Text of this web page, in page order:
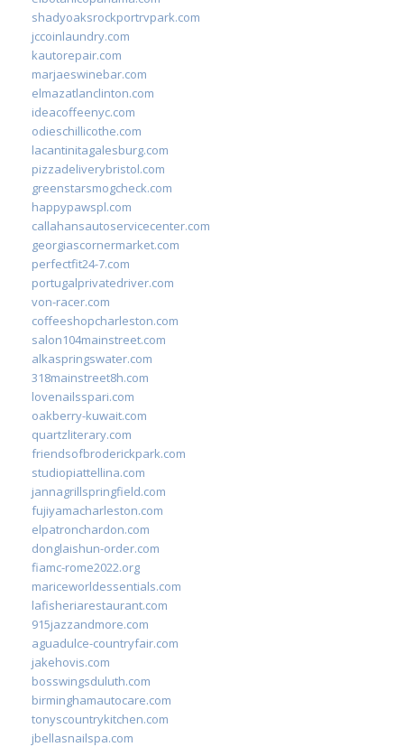
shadyoaksrockportrvpark.com
jccoinlaundry.com
kautorepair.com
marjaeswinebar.com
elmazatlanclinton.com
ideacoffeenyc.com
odieschillicothe.com
lacantinitagalesburg.com
pizzadeliverybristol.com
greenstarsmogcheck.com
happypawspl.com
callahansautoservicecenter.com
georgiascornermarket.com
perfectfit24-7.com
portugalprivatedriver.com
von-racer.com
coffeeshopcharleston.com
salon104mainstreet.com
alkaspringswater.com
318mainstreet8h.com
lovenailsspari.com
oakberry-kuwait.com
quartzliterary.com
friendsofbroderickpark.com
studiopiattellina.com
jannagrillspringfield.com
fujiyamacharleston.com
elpatronchardon.com
donglaishun-order.com
fiamc-rome2022.org
mariceworldessentials.com
lafisheriarestaurant.com
915jazzandmore.com
aguadulce-countryfair.com
jakehovis.com
bosswingsduluth.com
birminghamautocare.com
tonyscountrykitchen.com
jbellasnailspa.com